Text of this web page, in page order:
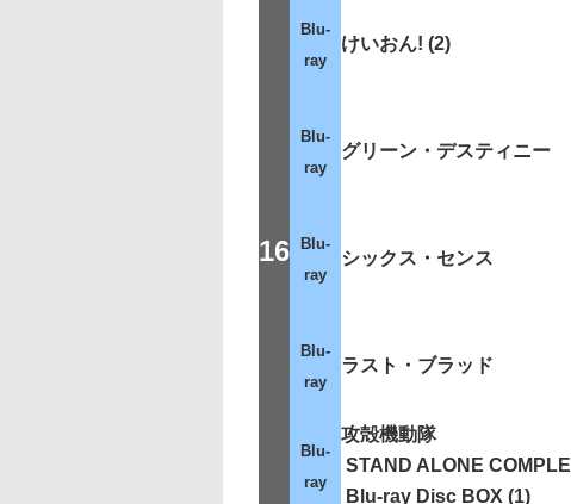
16
Blu-
ray
けいおん! (2)
Blu-
ray
グリーン・デスティニー
Blu-
ray
シックス・センス
Blu-
ray
ラスト・ブラッド
Blu-
ray
攻殻機動隊
STAND ALONE
Blu-ray Disc BOX (1)